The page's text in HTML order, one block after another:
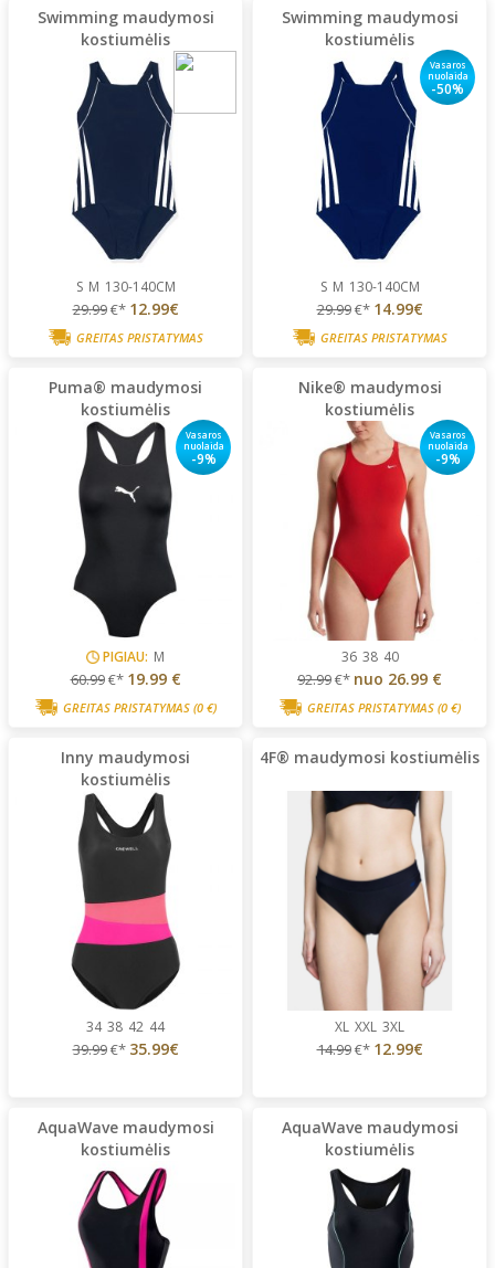
Swimming maudymosi
kostiumėlis
S M 130-140CM
29.99€* 12.99€
GREITAS PRISTATYMAS
Swimming maudymosi
kostiumėlis
Vasaros
nuolaida
-50%
S M 130-140CM
29.99€* 14.99€
GREITAS PRISTATYMAS
Puma® maudymosi
kostiumėlis
Vasaros
nuolaida
-9%
PIGIAU: M
60.99€* 19.99 €
GREITAS PRISTATYMAS (0 €)
Nike® maudymosi
kostiumėlis
Vasaros
nuolaida
-9%
36 38 40
92.99€* nuo 26.99 €
GREITAS PRISTATYMAS (0 €)
Inny maudymosi
kostiumėlis
34 38 42 44
39.99€* 35.99€
4F® maudymosi kostiumėlis
XL XXL 3XL
14.99€* 12.99€
AquaWave maudymosi
kostiumėlis
AquaWave maudymosi
kostiumėlis